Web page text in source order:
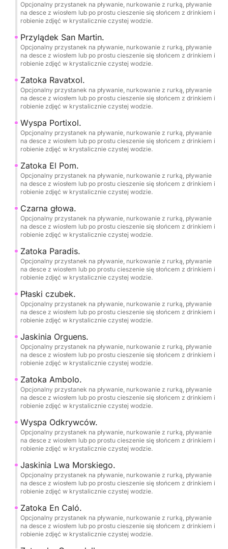
•Kompletne wyposażenie bezpieczeństwa.
•Profesjonalny sternik/przewodnik.
•Dozwolone jest wnoszenie własnego jedzenia i
napojów. pokład.
Przyjęcia urodzinowe i wieczory
kawalerskie/panieńskie.
Zwierzęta są mile widziane na pokładzie.
Palenie jest dozwolone.
Sprzątanie końcowe wliczone w cenę.
Port macierzysty: Dénia Yacht Club.
Zachowaj to doświadczenie dla przyszłych pokoleń!
Towarzyszący Ci skipper zapewni bezpłatne usługi
fotograficzne, aby uwiecznić Twoje najpiękniejsze
chwile, ciesząc się morzem i naturą w najczystszej
••ZATOKI, PLAŻE I JASKINIE DO ZWIEDZENIA••
-DÉNIA-
•Plaża Les Marines.
•Punta Negra.
•La Cova Tallada.
•Rezerwat Przyrody Montgó.
•Przylądek San Antonio.
Opcjonalny przystanek na pływanie, nurkowanie z rurką, pływanie
na desce z wiosłem lub po prostu cieszenie się słońcem z drinkiem i
robienie zdjęć w krystalicznie czystej wodzie.
Przylądek San Martin.
Opcjonalny przystanek na pływanie, nurkowanie z rurką, pływanie
na desce z wiosłem lub po prostu cieszenie się słońcem z drinkiem i
robienie zdjęć w krystalicznie czystej wodzie.
Zatoka Ravatxol.
Opcjonalny przystanek na pływanie, nurkowanie z rurką, pływanie
na desce z wiosłem lub po prostu cieszenie się słońcem z drinkiem i
robienie zdjęć w krystalicznie czystej wodzie.
Wyspa Portixol.
Opcjonalny przystanek na pływanie, nurkowanie z rurką, pływanie
na desce z wiosłem lub po prostu cieszenie się słońcem z drinkiem i
robienie zdjęć w krystalicznie czystej wodzie.
Zatoka El Pom.
Opcjonalny przystanek na pływanie, nurkowanie z rurką, pływanie
na desce z wiosłem lub po prostu cieszenie się słońcem z drinkiem i
robienie zdjęć w krystalicznie czystej wodzie.
Czarna głowa.
Opcjonalny przystanek na pływanie, nurkowanie z rurką, pływanie
na desce z wiosłem lub po prostu cieszenie się słońcem z drinkiem i
robienie zdjęć w krystalicznie czystej wodzie.
Zatoka Paradis.
Opcjonalny przystanek na pływanie, nurkowanie z rurką, pływanie
na desce z wiosłem lub po prostu cieszenie się słońcem z drinkiem i
robienie zdjęć w krystalicznie czystej wodzie.
Płaski czubek.
Opcjonalny przystanek na pływanie, nurkowanie z rurką, pływanie
na desce z wiosłem lub po prostu cieszenie się słońcem z drinkiem i
robienie zdjęć w krystalicznie czystej wodzie.
Jaskinia Orguens.
Opcjonalny przystanek na pływanie, nurkowanie z rurką, pływanie
na desce z wiosłem lub po prostu cieszenie się słońcem z drinkiem i
robienie zdjęć w krystalicznie czystej wodzie.
Zatoka Ambolo.
Opcjonalny przystanek na pływanie, nurkowanie z rurką, pływanie
na desce z wiosłem lub po prostu cieszenie się słońcem z drinkiem i
robienie zdjęć w krystalicznie czystej wodzie.
Wyspa Odkrywców.
Opcjonalny przystanek na pływanie, nurkowanie z rurką, pływanie
na desce z wiosłem lub po prostu cieszenie się słońcem z drinkiem i
robienie zdjęć w krystalicznie czystej wodzie.
Jaskinia Lwa Morskiego.
Opcjonalny przystanek na pływanie, nurkowanie z rurką, pływanie
na desce z wiosłem lub po prostu cieszenie się słońcem z drinkiem i
robienie zdjęć w krystalicznie czystej wodzie.
Zatoka En Caló.
Opcjonalny przystanek na pływanie, nurkowanie z rurką, pływanie
na desce z wiosłem lub po prostu cieszenie się słońcem z drinkiem i
robienie zdjęć w krystalicznie czystej wodzie.